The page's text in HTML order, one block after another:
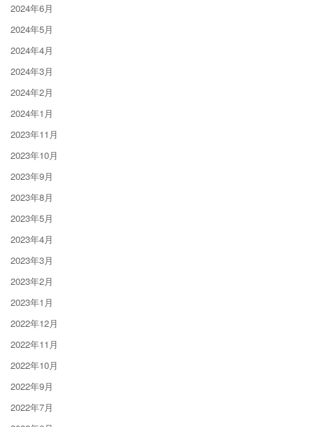
2024年6月
2024年5月
2024年4月
2024年3月
2024年2月
2024年1月
2023年11月
2023年10月
2023年9月
2023年8月
2023年5月
2023年4月
2023年3月
2023年2月
2023年1月
2022年12月
2022年11月
2022年10月
2022年9月
2022年7月